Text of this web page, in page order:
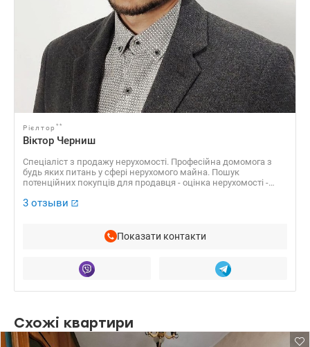
Рієлтор **
Віктор Черниш
Спеціаліст з продажу нерухомості. Професійна домомога з
будь яких питань у сфері нерухомого майна. Пошук
потенційних покупців для продавця - оцінка нерухомості -
ринку нерухомості, доведення переговорів до результату,
3 отзыви
Показати контакти
Схожі квартири